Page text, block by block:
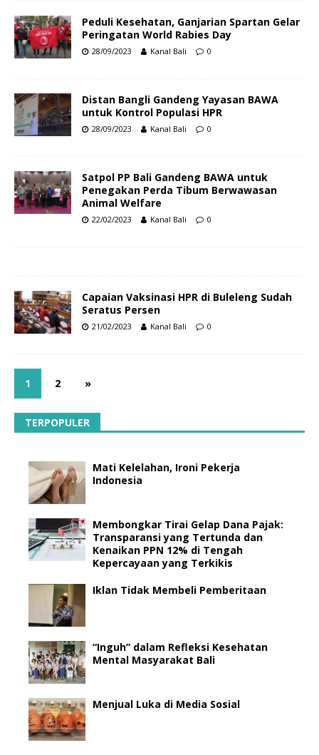
Peduli Kesehatan, Ganjarian Spartan Gelar
Peringatan World Rabies Day
28/09/2023 Kanal Bali 0
Distan Bangli Gandeng Yayasan BAWA
untuk Kontrol Populasi HPR
28/09/2023 Kanal Bali 0
Satpol PP Bali Gandeng BAWA untuk
Penegakan Perda Tibum Berwawasan
Animal Welfare
22/02/2023 Kanal Bali 0
Capaian Vaksinasi HPR di Buleleng Sudah
Seratus Persen
21/02/2023 Kanal Bali 0
1 2 »
TERPOPULER
Mati Kelelahan, Ironi Pekerja
Indonesia
Membongkar Tirai Gelap Dana Pajak:
Transparansi yang Tertunda dan
Kenaikan PPN 12% di Tengah
Kepercayaan yang Terkikis
Iklan Tidak Membeli Pemberitaan
“Inguh” dalam Refleksi Kesehatan
Mental Masyarakat Bali
Menjual Luka di Media Sosial